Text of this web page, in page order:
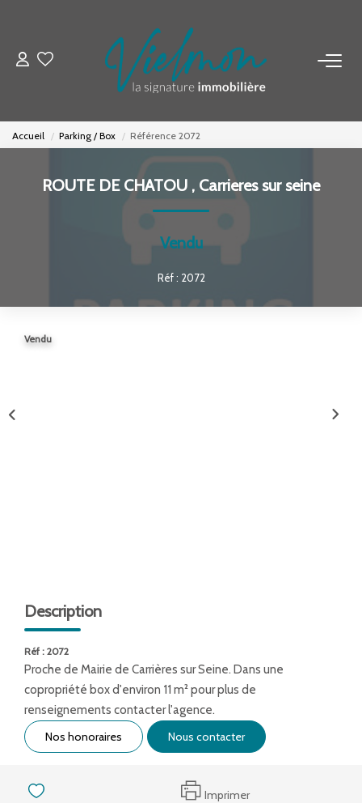
NOS BIENS
Acheter
Louer
Biens Vendus
ESTIMER
FAIRE GÉRER
Accueil Parking / Box Référence 2072
ROUTE DE CHATOU , Carrieres sur seine
Vendu
Réf : 2072
Vendu
Description
Réf : 2072
Proche de Mairie de Carrières sur Seine. Dans une
copropriété box d'environ 11 m² pour plus de
renseignements contacter l'agence.
Nos honoraires
Nous contacter
Imprimer